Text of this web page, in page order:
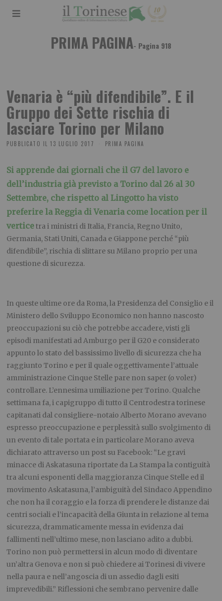
PRIMA PAGINA- Pagina 918
Venaria è “più difendibile”. E il
Gruppo dei Sette rischia di
lasciare Torino per Milano
PUBBLICATO IL 13 LUGLIO 2017 PRIMA PAGINA
Si apprende dai giornali che il G7 del lavoro e
dell’industria già previsto a Torino dal 26 al 30
Settembre, che rispetto al Lingotto ha visto
preferire la Reggia di Venaria come location per il
verticetra i ministri di Italia, Francia, Regno Unito,
Germania, Stati Uniti, Canada e Giappone perché “più
difendibile”, rischia di slittare su Milano proprio per una
questione di sicurezza.
In queste ultime ore da Roma, la Presidenza del Consiglio e il
Ministero dello Sviluppo Economico non hanno nascosto
preoccupazioni su ciò che potrebbe accadere, visti gli
episodi manifestati ad Amburgo per il G20 e considerato
appunto lo stato del bassissimo livello di sicurezza che ha
raggiunto Torino e per il quale oggettivamente l’attuale
amministrazione Cinque Stelle pare non saper (o voler)
controllare. L’ennesima umiliazione per Torino. Qualche
settimana fa, i capigruppo di tutto il Centrodestra torinese
capitanati dal consigliere-notaio Alberto Morano avevano
espresso preoccupazione e perplessità sullo svolgimento di
un evento di tale portata e in particolare Morano aveva
dichiarato attraverso un post su Facebook: “Le gravi
minacce di Askatasuna riportate da La Stampa la contiguità
tra alcuni esponenti della maggioranza Cinque Stelle ed il
movimento Askatasuna, l’ambiguità del Sindaco Appendino
che non ha il coraggio e la forza di prendere le distanze dai
centri sociali e l’incapacità della Giunta in relazione al tema
sicurezza, drammaticamente messa in evidenza dai
fallimenti nell’ultimo mese, non lasciano adito a dubbi.
Torino non può permettersi in alcun modo di diventare
un’altra Genova e non si può chiedere ai Torinesi di vivere
nella paura e nell’angoscia di un assedio dagli esiti
imprevedibili.” Riflessioni che sembrano pervenire dalle